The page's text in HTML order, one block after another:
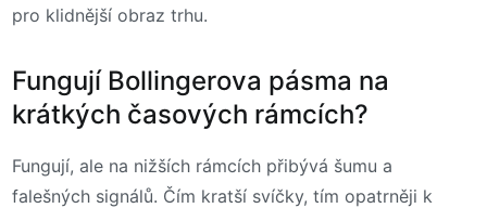
pro klidnější obraz trhu.
Fungují Bollingerova pásma na
krátkých časových rámcích?
Fungují, ale na nižších rámcích přibývá šumu a
falešných signálů. Čím kratší svíčky, tím opatrněji k